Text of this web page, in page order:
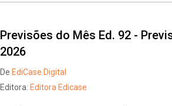
Previsões do Mês Ed. 92 -
2026
De EdiCase Digital
Editora: Editora Edicase